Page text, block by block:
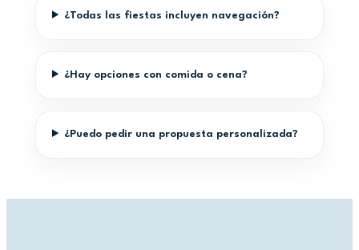
¿Todas las fiestas incluyen navegación?
¿Hay opciones con comida o cena?
¿Puedo pedir una propuesta personalizada?